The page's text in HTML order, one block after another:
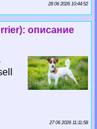
28 06 2026 10:44:52
описание
27 06 2026 11:11:58